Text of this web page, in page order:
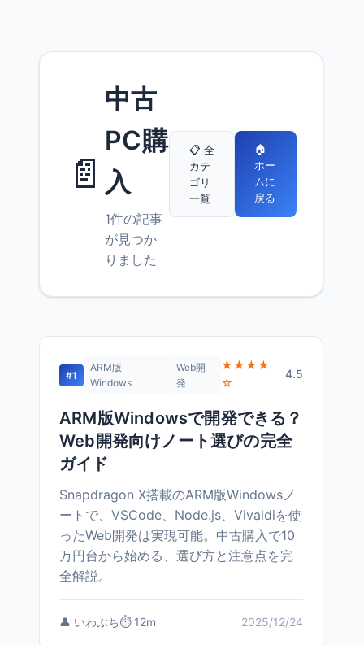
📄
中古
PC購
入
1件の記事
が見つか
りました
📋 全
カテ
ゴリ
一覧
🏠
ホー
ムに
戻る
#1
ARM版
Windows
Web開
発
★★★★
☆
4.5
ARM版Windowsで開発できる？
Web開発向けノート選びの完全
ガイド
Snapdragon X搭載のARM版Windowsノ
ートで、VSCode、Node.js、Vivaldiを使
ったWeb開発は実現可能。中古購入で10
万円台から始める、選び方と注意点を完
全解説。
👤 いわぶち⏱️ 12m 2025/12/24